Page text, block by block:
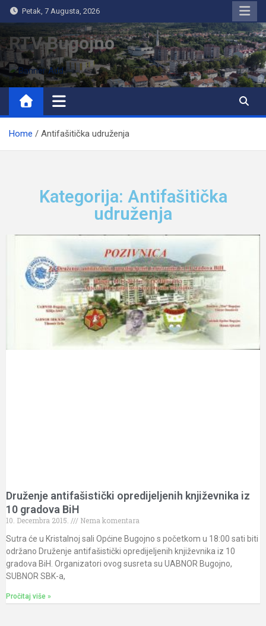
Petak, 7 Augusta, 2026
RTV Bugojno
Home Antifašitička udruženja
Kategorija: Antifašitička
udruženja
Druženje antifašistički opredijeljenih književnika iz
10 gradova BiH
10. Decembra 2015.
Nema komentara
Sutra će u Kristalnoj sali Općine Bugojno s početkom u 18:00 sati biti
održano Druženje antifašistički opredijeljenih književnika iz 10
gradova BiH. Organizatori ovog susreta su UABNOR Bugojno,
SUBNOR SBK-a,
Pročitaj više »